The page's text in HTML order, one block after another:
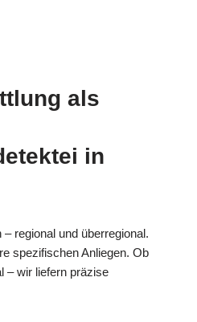
als
in
regional und überregional.
spezifischen Anliegen. Ob
– wir liefern präzise